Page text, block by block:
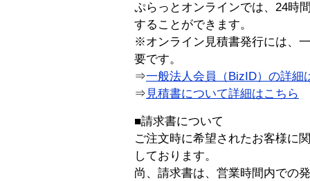
ぷらっとオンラインでは、24時
することができます。
※オンライン見積書発行には、
要です。
⇒一般法人会員（BizID）の詳細
⇒ 見積書について詳細はこちら
■請求書について
ご注文時に希望されたお客様に
しております。
尚、請求書は、営業時間内での